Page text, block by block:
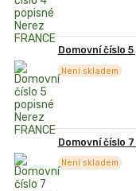
Domovní číslo
Není skladem
Domovní číslo
Není skladem